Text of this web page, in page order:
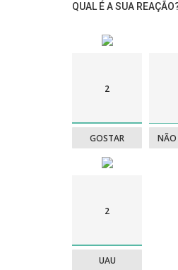
Como Economizar de
QUAL É A SUA
2
GOSTAR
2
UAU